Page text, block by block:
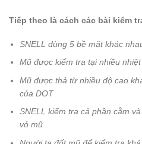
Tiếp theo là cách các bài kiểm
SNELL dùng 5 bề mặt khác
Mũ được kiểm tra tại nhiều
Mũ được thả từ nhiều độ cao
của DOT
SNELL kiểm tra cả phần cằm
vỏ mũ